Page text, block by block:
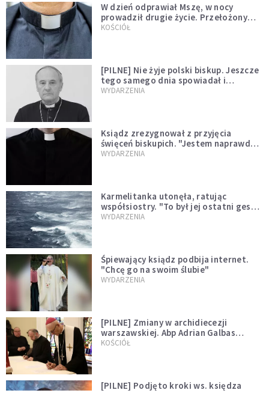
W dzień odprawiał Mszę, w nocy
prowadził drugie życie. Przełożony
kazał mu opuścić zakon
KOŚCIÓŁ
[PILNE] Nie żyje polski biskup. Jeszcze
tego samego dnia spowiadał i
sprawował Mszę świętą
WYDARZENIA
Ksiądz zrezygnował z przyjęcia
święceń biskupich. "Jestem naprawdę
niegodny"
WYDARZENIA
Karmelitanka utonęła, ratując
współsiostry. "To był jej ostatni gest
miłości"
WYDARZENIA
Śpiewający ksiądz podbija internet.
"Chcę go na swoim ślubie"
WYDARZENIA
[PILNE] Zmiany w archidiecezji
warszawskiej. Abp Adrian Galbas
wręczył dekrety nowym proboszczom
KOŚCIÓŁ
[PILNE] Podjęto kroki ws. księdza